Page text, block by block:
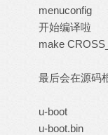
menuconfig
开始编译啦
make
最后会在源码
u-boot
u-